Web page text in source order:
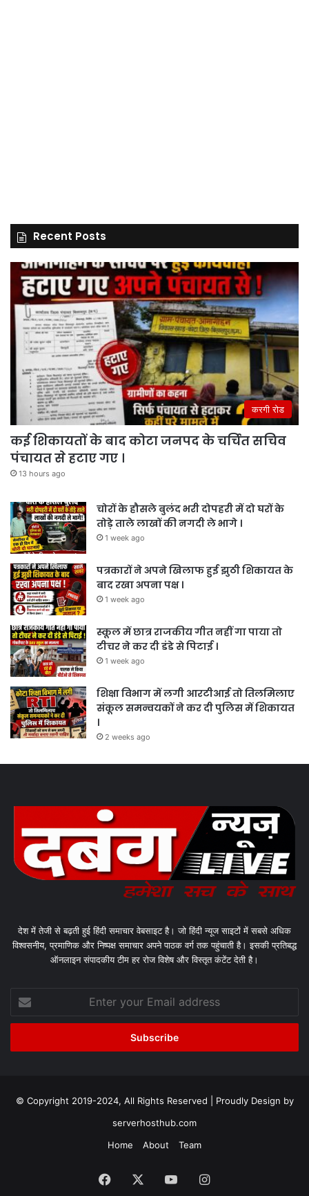
Recent Posts
करगी रोड
कई शिकायतों के बाद कोटा जनपद के चर्चित सचिव
पंचायत से हटाए गए ।
13 hours ago
चोरों के हौसले बुलंद भरी दोपहरी में दो घरों के
तोड़े ताले लाखों की नगदी ले भागे ।
1 week ago
पत्रकारों ने अपने खिलाफ हुई झुठी शिकायत के
बाद रखा अपना पक्ष ।
1 week ago
स्कूल में छात्र राजकीय गीत नहीं गा पाया तो
टीचर ने कर दी डंडे से पिटाई ।
1 week ago
शिक्षा विभाग में लगी आरटीआई तो तिलमिलाए
संकूल समन्वयकों ने कर दी पुलिस में शिकायत
।
2 weeks ago
देश में तेजी से बढ़ती हुई हिंदी समाचार वेबसाइट है। जो हिंदी न्यूज साइटों में सबसे अधिक
विश्वसनीय, प्रमाणिक और निष्पक्ष समाचार अपने पाठक वर्ग तक पहुंचाती है। इसकी प्रतिबद्ध
ऑनलाइन संपादकीय टीम हर रोज विशेष और विस्तृत कंटेंट देती है।
your
Email
© Copyright 2019-2024, All Rights Reserved | Proudly Design by
serverhosthub.com
Home
About Team
Facebook YouTubeInstagram